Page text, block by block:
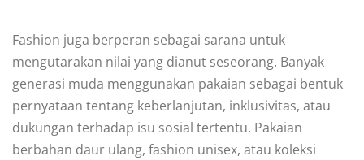
Fashion juga berperan sebagai sarana untuk
mengutarakan nilai yang dianut seseorang. Banyak
generasi muda menggunakan pakaian sebagai bentuk
pernyataan tentang keberlanjutan, inklusivitas, atau
dukungan terhadap isu sosial tertentu. Pakaian
berbahan daur ulang, fashion unisex, atau koleksi